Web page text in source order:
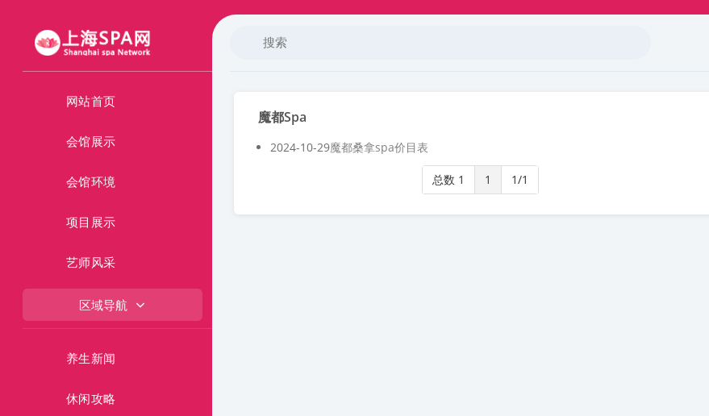
网站首页
会馆展示
会馆环境
项目展示
艺师风采
区域导航
养生新闻
休闲攻略
魔都spa
2024-10-29魔都桑拿spa价目表
总数 1 1 1/1